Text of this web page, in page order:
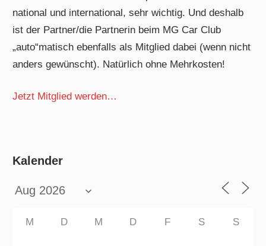
national und international, sehr wichtig. Und deshalb
ist der Partner/die Partnerin beim MG Car Club
„auto“matisch ebenfalls als Mitglied dabei (wenn nicht
anders gewünscht). Natürlich ohne Mehrkosten!
Jetzt Mitglied werden…
Kalender
M D M D F S S